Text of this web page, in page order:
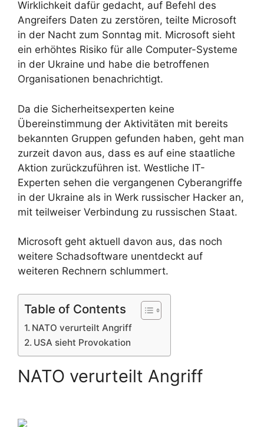
Wirklichkeit dafür gedacht, auf Befehl des
Angreifers Daten zu zerstören, teilte Microsoft
in der Nacht zum Sonntag mit. Microsoft sieht
ein erhöhtes Risiko für alle Computer-Systeme
in der Ukraine und habe die betroffenen
Organisationen benachrichtigt.
Da die Sicherheitsexperten keine
Übereinstimmung der Aktivitäten mit bereits
bekannten Gruppen gefunden haben, geht man
zurzeit davon aus, dass es auf eine staatliche
Aktion zurückzuführen ist. Westliche IT-
Experten sehen die vergangenen Cyberangriffe
in der Ukraine als in Werk russischer Hacker an,
mit teilweiser Verbindung zu russischen Staat.
Microsoft geht aktuell davon aus, das noch
weitere Schadsoftware unentdeckt auf
weiteren Rechnern schlummert.
Table of Contents
NATO verurteilt Angriff
USA sieht Provokation
NATO verurteilt Angriff